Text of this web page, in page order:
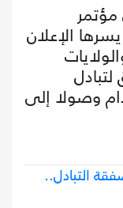
مؤتمر
الإعلان
وصولا إلى
التبادل..